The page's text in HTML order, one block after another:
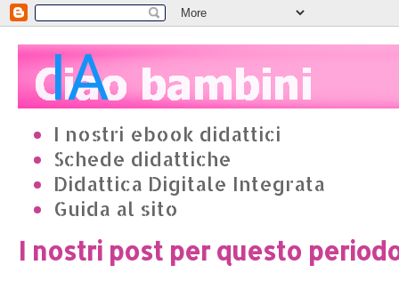
I nostri ebook didattici
Schede didattiche
Didattica Digitale Integrata
Guida al sito
I nostri post per questo